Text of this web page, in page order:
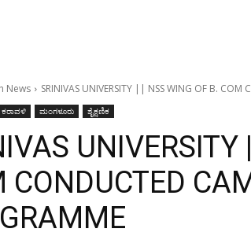
News SRINIVAS UNIVERSITY || NSS WING OF B. COM
ಕರಾವಳಿ ಮಂಗಳೂರು ಶೈಕ್ಷಣಿಕ
UNIVERSITY
CONDUCTED